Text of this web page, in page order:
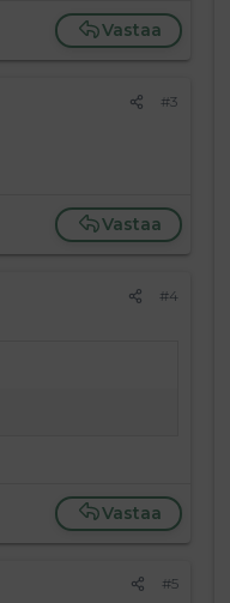
Vastaa
#3
Vastaa
#4
Vastaa
#5